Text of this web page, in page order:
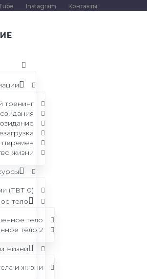
Instagram Контакты
тренинг
перемен
жизни
(ТВТ 0)
тело
тело
тело 2
жизни
и жизни
данных
персональных
организации